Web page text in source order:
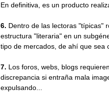
En definitiva, es un producto
6. Dentro de las lectoras "típicas"
estructura "literaria" en un
tipo de mercados, de ahí que sea
7. Los foros, webs, blogs
discrepancia si entraña mala
expulsando...